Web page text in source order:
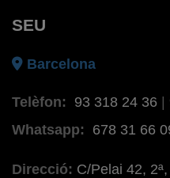
SEU
Barcelona
Telèfon: 93 318 24 36
Whatsapp:
678 31 66
Direcció: C/Pelai 42,